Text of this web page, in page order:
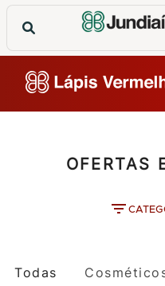
OFERTAS
Todas